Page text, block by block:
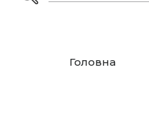
Головна